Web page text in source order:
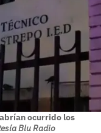
ocurrido los
Blu Radio